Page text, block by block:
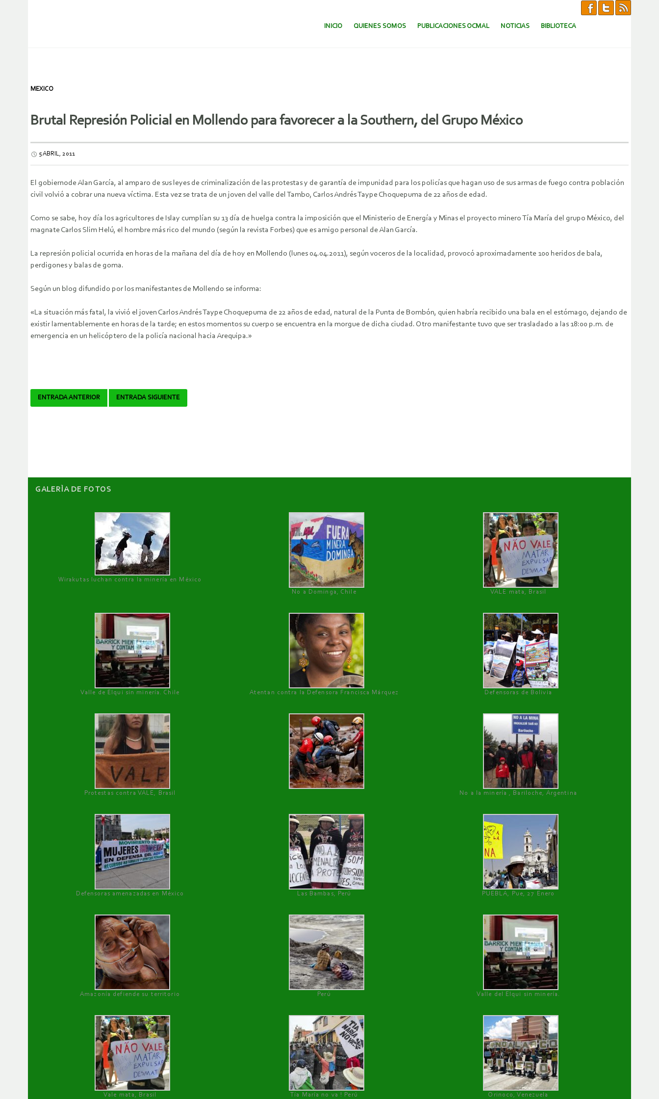
SALTAR AL CONTENIDO.
INICIO QUIENES SOMOS PUBLICACIONES OCMAL NOTICIAS BIBLIOTECA
MEXICO
Brutal Represión Policial en Mollendo para favorecer a la Southern, del Grupo México
5 ABRIL, 2011
El gobiernode Alan García, al amparo de sus leyes de criminalización de las protestas y de garantía de impunidad para los policías que hagan uso de sus armas de fuego contra población
civil volvió a cobrar una nueva víctima. Esta vez se trata de un joven del valle del Tambo, Carlos Andrés Taype Choquepuma de 22 años de edad.
Como se sabe, hoy día los agricultores de Islay cumplían su 13 día de huelga contra la imposición que el Ministerio de Energía y Minas el proyecto minero Tía María del grupo México, del
magnate Carlos Slim Helú, el hombre más rico del mundo (según la revista Forbes) que es amigo personal de Alan García.
La represión policial ocurrida en horas de la mañana del día de hoy en Mollendo (lunes 04.04.2011), según voceros de la localidad, provocó aproximadamente 100 heridos de bala,
perdigones y balas de goma.
Según un blog difundido por los manifestantes de Mollendo se informa:
«La situación más fatal, la vivió el joven Carlos Andrés Taype Choquepuma de 22 años de edad, natural de la Punta de Bombón, quien habría recibido una bala en el estómago, dejando de
existir lamentablemente en horas de la tarde; en estos momentos su cuerpo se encuentra en la morgue de dicha ciudad. Otro manifestante tuvo que ser trasladado a las 18:00 p.m. de
emergencia en un helicóptero de la policía nacional hacia Arequipa.»
Navegador
ENTRADA ANTERIOR ENTRADA SIGUIENTE
GALERÌA DE FOTOS
Wirakutas luchan contra la minería en México
No a Dominga, Chile
VALE mata, Brasil
Valle de Elqui sin minería. Chile Atentan contra la Defensora Francisca Márquez Defensoras de Bolivia
Protestas contra VALE, Brasil No a la minería , Bariloche, Argentina
Defensoras amenazadas en México Las Bambas, Perú PUEBLA, Pue, 27 Enero
Amazonía defiende su territorio Perú Valle del Elqui sin minería.
Vale mata, Brasil Tía María no va ! Perú Orinoco, Venezuela